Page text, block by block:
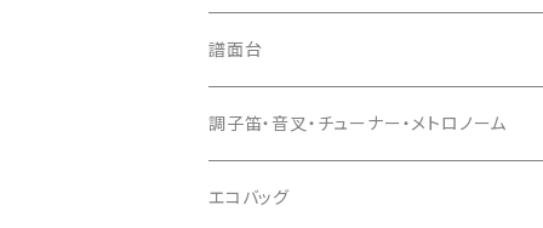
猫足入
爪ばさみ
箏柱
糸
(丸三) 寿糸
はつね糸
駒
地唄駒
糸駒入
当り鉦
シュモク（当り鉦バチ）
三味線（本体）
譜面台
座奏用譜面台
立奏用譜面台
調子笛・音叉・チューナー・メトロノーム
調子笛・音叉
エコバッグ